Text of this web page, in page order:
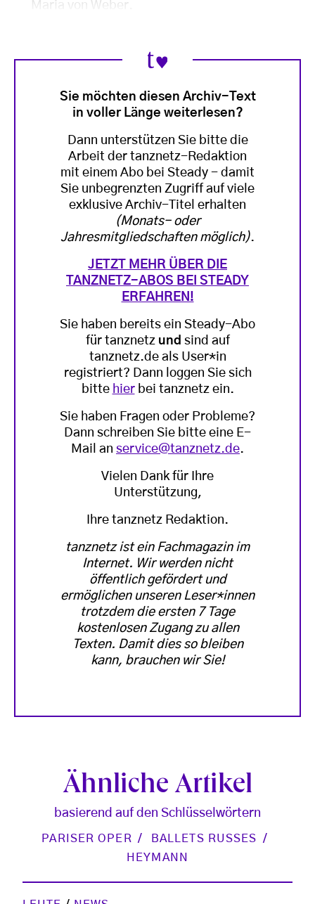
Maria von Weber.
Sie möchten diesen Archiv-Text
in voller Länge weiterlesen?
Dann unterstützen Sie bitte die
Arbeit der tanznetz-Redaktion
mit einem Abo bei Steady - damit
Sie unbegrenzten Zugriff auf viele
exklusive Archiv-Titel erhalten
(Monats- oder
Jahresmitgliedschaften möglich).
JETZT MEHR ÜBER DIE
TANZNETZ-ABOS BEI STEADY
ERFAHREN!
Sie haben bereits ein Steady-Abo
für tanznetz und sind auf
tanznetz.de als User*in
registriert? Dann loggen Sie sich
bitte hierbei tanznetz ein.
Sie haben Fragen oder Probleme?
Dann schreiben Sie bitte eine E-
Mail an service@tanznetz.de.
Vielen Dank für Ihre
Unterstützung,
Ihre tanznetz Redaktion.
tanznetz ist ein Fachmagazin im
Internet. Wir werden nicht
öffentlich gefördert und
ermöglichen unseren Leser*innen
trotzdem die ersten 7 Tage
kostenlosen Zugang zu allen
Texten. Damit dies so bleiben
kann, brauchen wir Sie!
Ähnliche Artikel
basierend auf den Schlüsselwörtern
PARISER OPER
BALLETS RUSSES
HEYMANN